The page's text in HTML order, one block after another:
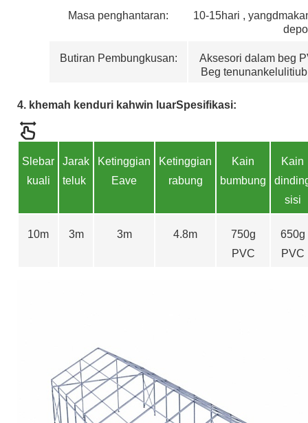
Masa penghantaran: 10-15hari , yangd
Butiran Pembungkusan:
Aksesori dalam beg
Beg tenunankeluli
4. khemah kenduri kahwin luarSpesifikasi:
S lebar
kuali
Jarak
teluk
Ketinggian
Eave
Ketinggian
rabung
Kain
bumbung
Kain
sisi
10m 3m 3m 4.8m
750g
PVC
650g
PVC